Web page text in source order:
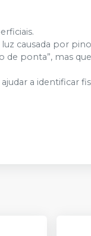
causada por
de ponta”, mas
a identificar